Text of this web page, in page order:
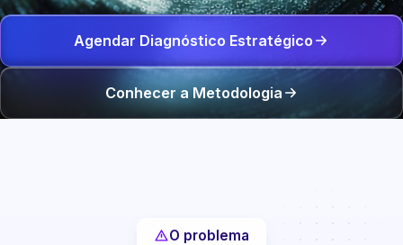
Agendar Diagnóstico Estratégico
Conhecer a Metodologia
O problema